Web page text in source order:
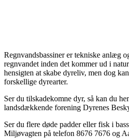
Regnvandsbassiner er tekniske anlæg
regnvandet inden det kommer ud i
hensigten at skabe dyreliv, men dog
forskellige dyrearter.
Ser du tilskadekomne dyr, så kan du
landsdækkende forening Dyrenes
Ser du flere døde padder eller fisk i
Miljøvagten på telefon 8676 7676 og